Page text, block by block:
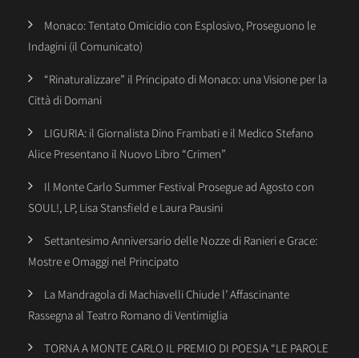
Monaco: Tentato Omicidio con Esplosivo, Proseguono le
Indagini (il Comunicato)
“Rinaturalizzare” il Principato di Monaco: una Visione per la
Città di Domani
LIGURIA: il Giornalista Dino Frambati e il Medico Stefano
Alice Presentano il Nuovo Libro “Crimen”
Il Monte Carlo Summer Festival Prosegue ad Agosto con
SOUL!, LP, Lisa Stansfield e Laura Pausini
Settantesimo Anniversario delle Nozze di Ranieri e Grace:
Mostre e Omaggi nel Principato
La Mandragola di Machiavelli Chiude l’ Affascinante
Rassegna al Teatro Romano di Ventimiglia
TORNA A MONTE CARLO IL PREMIO DI POESIA “LE PAROLE